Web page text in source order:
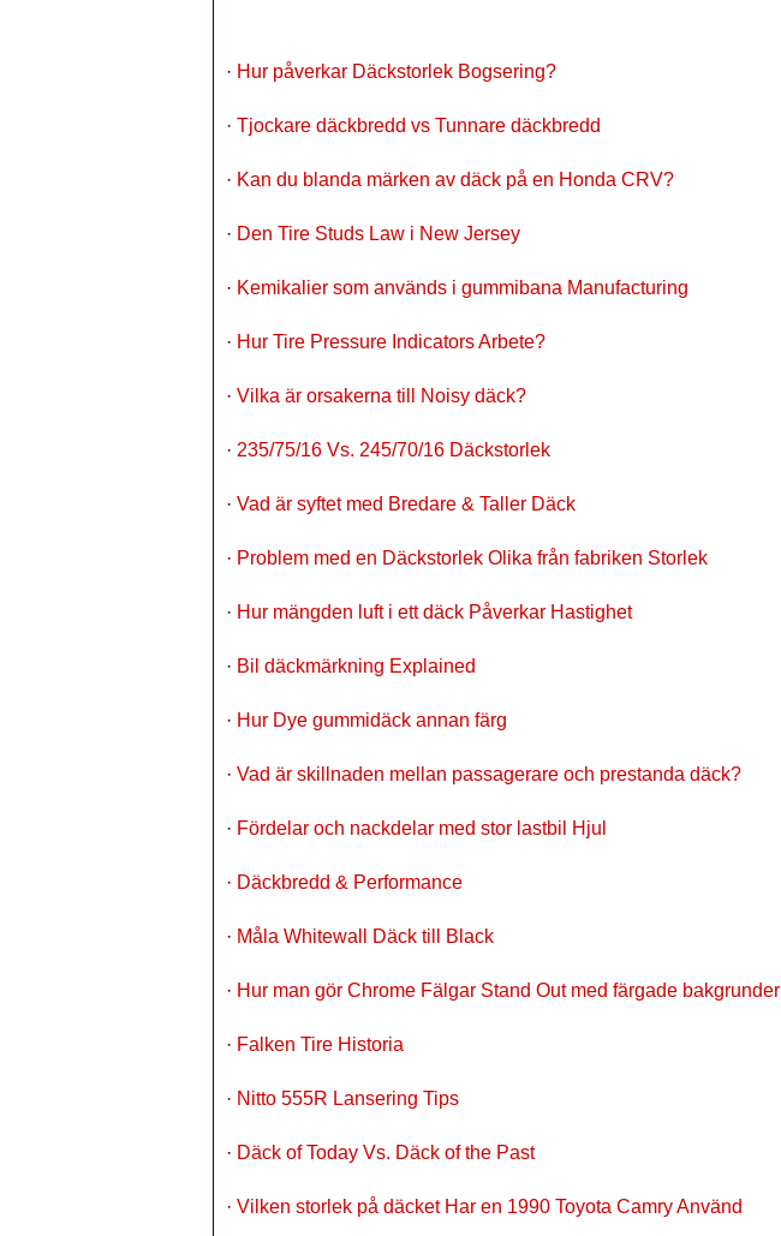
· Hur påverkar Däckstorlek Bogsering?
· Tjockare däckbredd vs Tunnare däckbredd
· Kan du blanda märken av däck på en Honda CRV?
· Den Tire Studs Law i New Jersey
· Kemikalier som används i gummibana Manufacturing
· Hur Tire Pressure Indicators Arbete?
· Vilka är orsakerna till Noisy däck?
· 235/75/16 Vs. 245/70/16 Däckstorlek
· Vad är syftet med Bredare & Taller Däck
· Problem med en Däckstorlek Olika från fabriken Storlek
· Hur mängden luft i ett däck Påverkar Hastighet
· Bil däckmärkning Explained
· Hur Dye gummidäck annan färg
· Vad är skillnaden mellan passagerare och prestanda däck?
· Fördelar och nackdelar med stor lastbil Hjul
· Däckbredd & Performance
· Måla Whitewall Däck till Black
· Hur man gör Chrome Fälgar Stand Out med färgade bakgrunder
· Falken Tire Historia
· Nitto 555R Lansering Tips
· Däck of Today Vs. Däck of the Past
· Vilken storlek på däcket Har en 1990 Toyota Camry Använd